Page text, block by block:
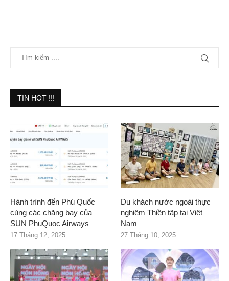
TIN HOT !!!
Hành trình đến Phú Quốc
cùng các chặng bay của
SUN PhuQuoc Airways
17 Tháng 12, 2025
Du khách nước ngoài thực
nghiệm Thiền tập tại Việt
Nam
27 Tháng 10, 2025